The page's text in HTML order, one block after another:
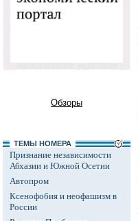
Обзоры
ТЕМЫ НОМЕРА
Признание независимости
Абхазии и Южной Осетии
Автопром
Ксенофобия и неофашизм в
России